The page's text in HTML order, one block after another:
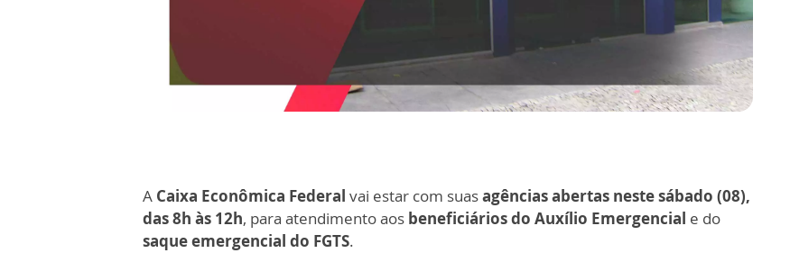
A Caixa Econômica Federal vai estar com suasagências abertas neste sábado (08),
das 8h às 12h, para atendimento aos beneficiários do Auxílio Emergencial e do
saque emergencial do FGTS.